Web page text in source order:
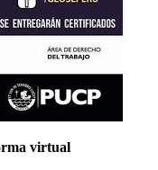
virtual